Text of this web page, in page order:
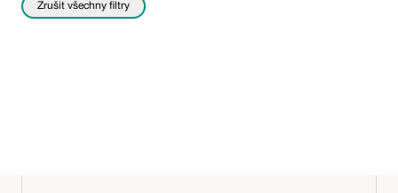
Zrušit všechny filtry